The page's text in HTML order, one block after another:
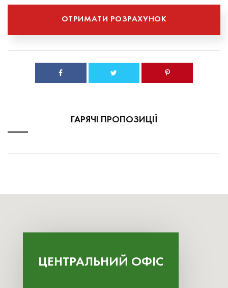
ГАРЯЧІ ПРОПОЗИЦІЇ
ЦЕНТРАЛЬНИЙ ОФІС